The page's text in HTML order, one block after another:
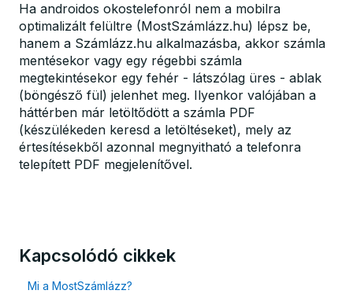
Ha androidos okostelefonról nem a mobilra
optimalizált felültre (MostSzámlázz.hu) lépsz be,
hanem a Számlázz.hu alkalmazásba, akkor számla
mentésekor vagy egy régebbi számla
megtekintésekor egy fehér - látszólag üres - ablak
(böngésző fül) jelenhet meg. Ilyenkor valójában a
háttérben már letöltődött a számla PDF
(készülékeden keresd a letöltéseket), mely az
értesítésekből azonnal megnyitható a telefonra
telepített PDF megjelenítővel.
Kapcsolódó cikkek
Mi a MostSzámlázz?